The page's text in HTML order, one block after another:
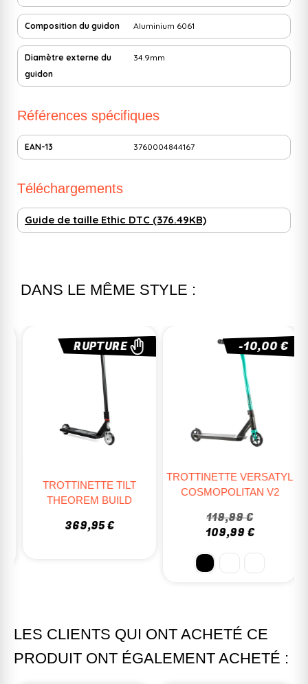
Composition du guidon Aluminium 6061
Diamètre externe du
guidon
34.9mm
Références spécifiques
EAN-13 3760004844167
Téléchargements
Guide de taille Ethic DTC (376.49KB)
DANS LE MÊME STYLE :
RUPTURE
TROTTINETTE TILT
THEOREM BUILD
369,95 €
-10,00 €
TROTTINETTE VERSATYL
COSMOPOLITAN V2
119,99 €
109,99 €
LES CLIENTS QUI ONT ACHETÉ CE
PRODUIT ONT ÉGALEMENT ACHETÉ :